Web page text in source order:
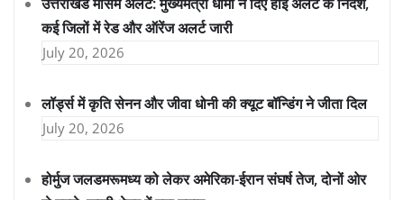
उत्तराखंड मौसम अलर्ट: मुख्यमंत्री धामी ने दिए हाई अलर्ट के निर्देश,
कई जिलों में रेड और ऑरेंज अलर्ट जारी
July 20, 2026
लॉर्ड्स में कृति सेनन और जीवा धोनी की क्यूट बॉन्डिंग ने जीता दिल
July 20, 2026
होर्मुज जलडमरूमध्य को लेकर अमेरिका-ईरान संघर्ष तेज, दोनों ओर